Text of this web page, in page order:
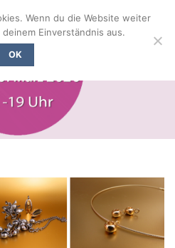
Wenn du die Website weiter
Einverständnis aus.
OK